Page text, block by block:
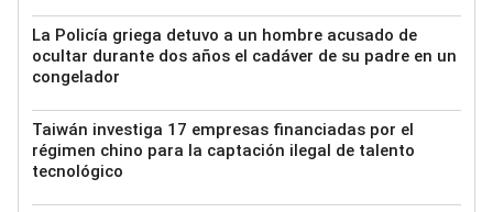
La Policía griega detuvo a un hombre acusado de
ocultar durante dos años el cadáver de su padre en un
congelador
Taiwán investiga 17 empresas financiadas por el
régimen chino para la captación ilegal de talento
tecnológico